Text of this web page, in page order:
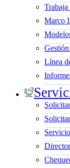
Trabaja
Marco
Línea